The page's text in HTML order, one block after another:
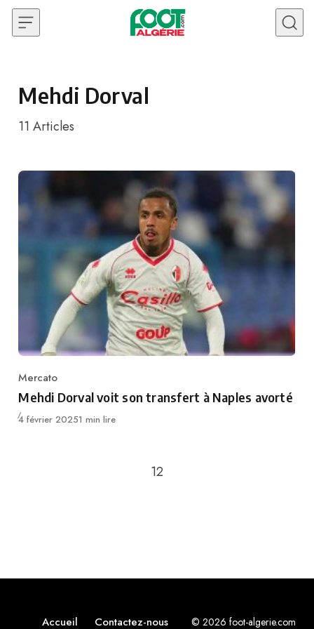
Skip to content
Mehdi Dorval
11 Articles
Category
Mercato
Mehdi Dorval voit son transfert à Naples avorté
Publié
4 février 20251 min lire
Retour à la page précédente
12
Accueil Contactez-nous © 2026 foot-algerie.com